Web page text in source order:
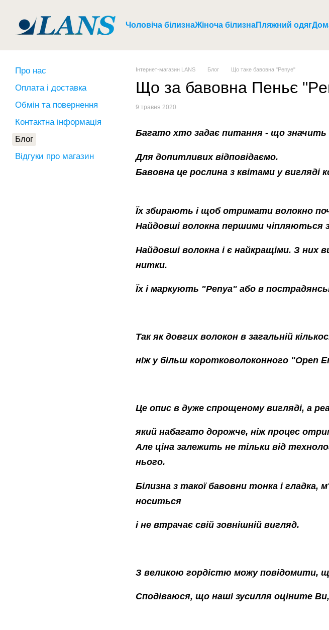
Чоловіча білизнаЖіноча білизнаПляжний одяг
Інтернет-магазин LANS Блог Що таке бавовна "Penye"
Що за бавовна Пеньє
9 травня 2020
Багато хто задає питання - що значить
Для допитливих відповідаємо.
Бавовна це рослина з квітами у вигляді
Їх збирають і щоб отримати волокно
Найдовші волокна першими чіпляються
Найдовші волокна і є найкращіми. З них
нитки.
Їх і маркують "Penya" або в
Так як довгих волокон в загальній
ніж у більш коротковолоконного "Open
Це опис в дуже спрощеному вигляді, а
який набагато дорожче, ніж процес
Але ціна залежить не тільки від
нього.
Білизна з такої бавовни тонка і гладка,
носиться
і не втрачає свій зовнішній вигляд.
З великою гордістю можу повідомити,
Сподіваюся, що наші зусилля оціните Ви,
Про нас
Оплата і доставка
Обмін та повернення
Контактна інформація
Блог
Відгуки про магазин